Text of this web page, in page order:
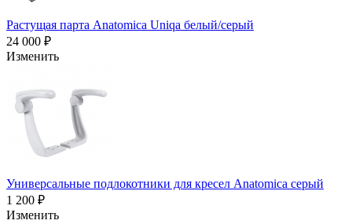
Растущая парта Anatomica Uniqa белый/серый
24 000 ₽
Изменить
Универсальные подлокотники для кресел Anatomica серый
1 200 ₽
Изменить